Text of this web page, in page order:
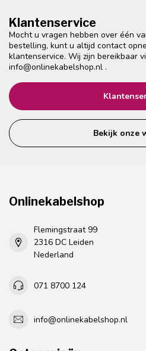
Klantenservice
Mocht u vragen hebben over één
bestelling, kunt u altijd contact
klantenservice. Wij zijn bereikbaar
info@onlinekabelshop.nl .
Bekijk onze
Onlinekabelshop
Flemingstraat 99
2316 DC Leiden
Nederland
071 8700 124
info@onlinekabelshop.nl